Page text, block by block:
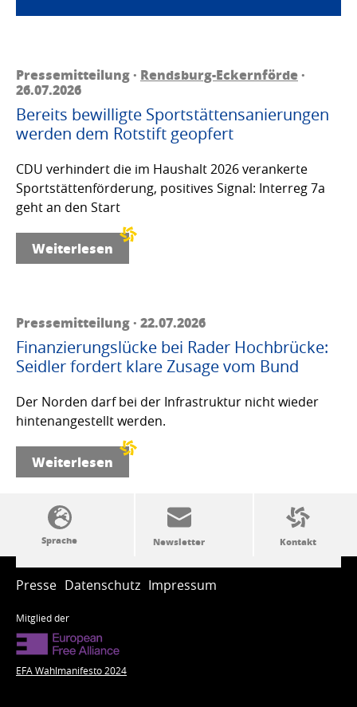
Pressemitteilung · Rendsburg-Eckernförde·
26.07.2026
Bereits bewilligte Sportstättensanierungen
werden dem Rotstift geopfert
CDU verhindert die im Haushalt 2026 verankerte
Sportstättenförderung, positives Signal: Interreg 7a
geht an den Start
Weiterlesen
Pressemitteilung · 22.07.2026
Finanzierungslücke bei Rader Hochbrücke:
Seidler fordert klare Zusage vom Bund
Der Norden darf bei der Infrastruktur nicht wieder
hintenangestellt werden.
Weiterlesen
SSW-Politik von A bis Z
Presse Datenschutz Impressum
Mitglied der
EFA Wahlmanifesto 2024